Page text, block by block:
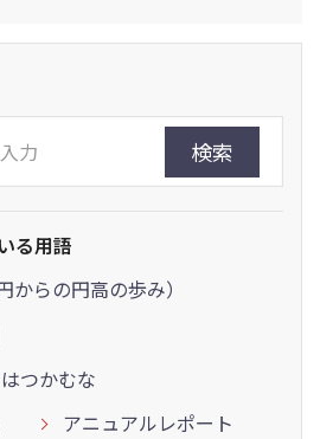
検索
る用語
らの円高の歩み）
つかむな
アニュアルレポート